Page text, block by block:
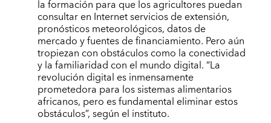
la formación para que los agricultores puedan
consultar en Internet servicios de extensión,
pronósticos meteorológicos, datos de
mercado y fuentes de financiamiento. Pero aún
tropiezan con obstáculos como la conectividad
y la familiaridad con el mundo digital. “La
revolución digital es inmensamente
prometedora para los sistemas alimentarios
africanos, pero es fundamental eliminar estos
obstáculos”, según el instituto.